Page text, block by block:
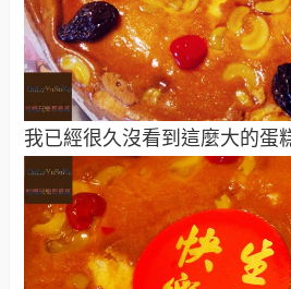
我已經很久沒看到這麼大的蛋